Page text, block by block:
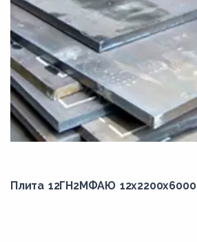
14ХГС
15К
15Х
15ХСНД
15ХСНДА
17Г1С
Плита 12ГН2МФАЮ 12x2200x6000